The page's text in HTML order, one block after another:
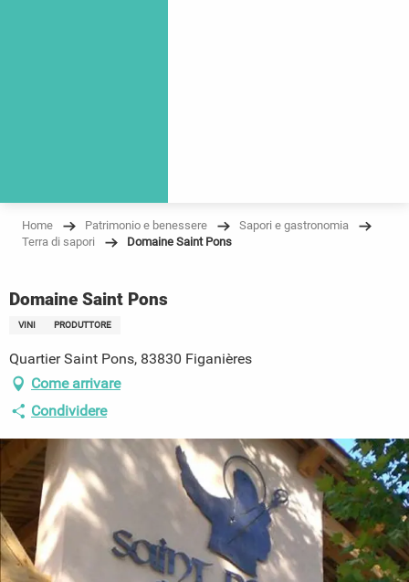
Home Patrimonio e benessere
Sapori e gastronomia
Terra di sapori
Domaine Saint Pons
Domaine Saint Pons
VINI PRODUTTORE
Quartier Saint Pons, 83830 Figanières
Come arrivare
Condividere